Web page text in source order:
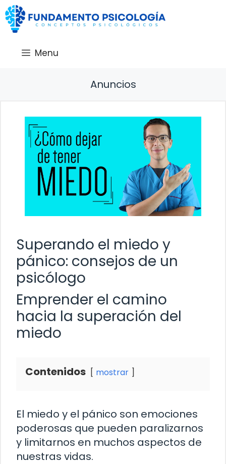
Saltar
al
contenido
Menu
Anuncios
Superando el miedo y
pánico: consejos de un
psicólogo
Emprender el camino
hacia la superación del
miedo
Contenidos mostrar
El miedo y el pánico son emociones
poderosas que pueden paralizarnos
y limitarnos en muchos aspectos de
nuestras vidas.